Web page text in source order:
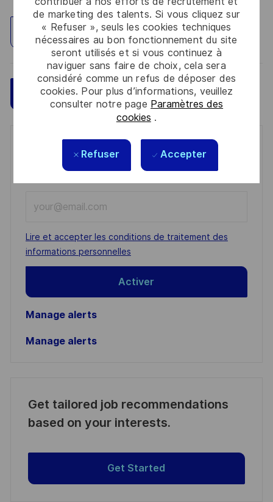
de marketing des talents. Si vous cliquez sur
« Refuser », seuls les cookies techniques
nécessaires au bon fonctionnement du site
seront utilisés et si vous continuez à
naviguer sans faire de choix, cela sera
considéré comme un refus de déposer des
cookies. Pour plus d’informations, veuillez
consulter notre page Paramètres des
cookies .
Refuser Accepter
Explorez un site
Postulez maintenant Sauvegarder
Get notified for similar jobs
You'll receive updates once a week
Email
address
(Required)
Required
Lire et accepter les conditions de traitement des
informations personnelles
Activer
Manage alerts
Manage alerts
Get tailored job recommendations
based on your interests.
Get Started